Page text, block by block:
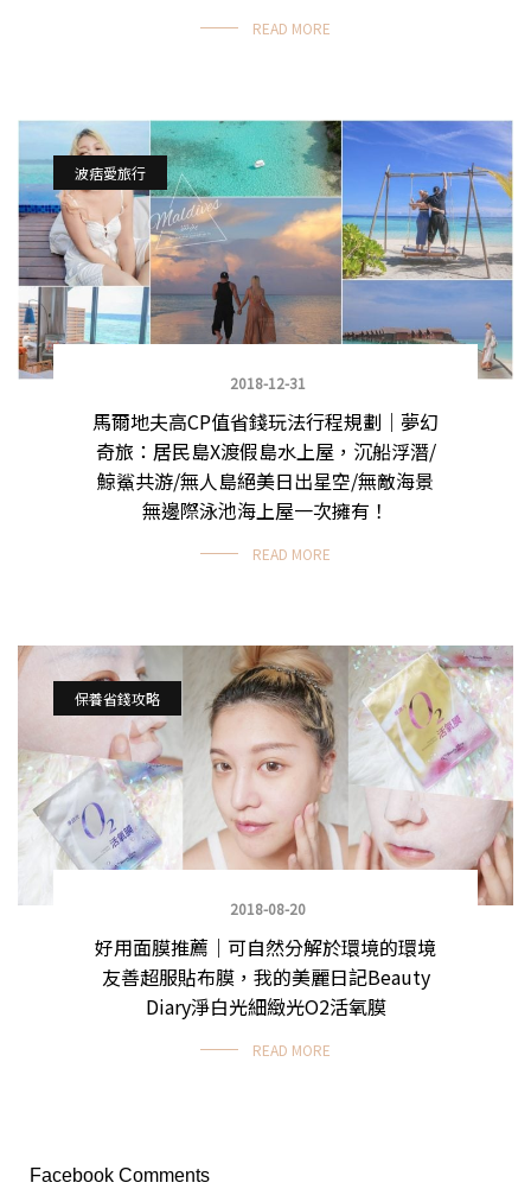
READ MORE
波痞愛旅行
2018-12-31
馬爾地夫高CP值省錢玩法行程規劃｜夢幻
奇旅：居民島X渡假島水上屋，沉船浮潛/
鯨鯊共游/無人島絕美日出星空/無敵海景
無邊際泳池海上屋一次擁有！
READ MORE
保養省錢攻略
2018-08-20
好用面膜推薦｜可自然分解於環境的環境
友善超服貼布膜，我的美麗日記Beauty
Diary淨白光細緻光O2活氧膜
READ MORE
Facebook Comments